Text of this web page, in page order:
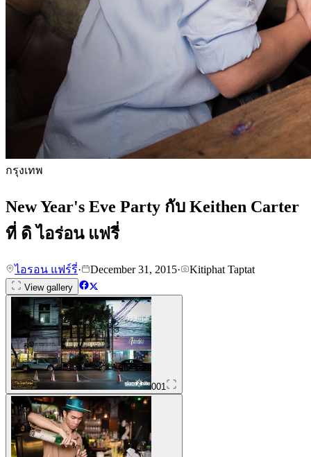
กรุงเทพ
New Year's Eve Party กับ Keithen Carter
ที่ ดิ ไอร่อน แฟรี่
ไอรอน แฟร์รี่· December 31, 2015· Kitiphat Taptat
View gallery
001